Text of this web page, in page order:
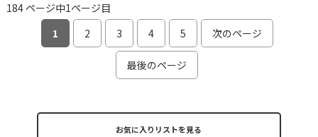
184 ページ中1ページ目
1
2 3 4 5 次のページ
最後のページ
お気に入りリストを見る